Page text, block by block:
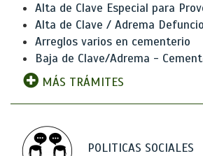
Alta de Clave Especial para
Alta de Clave / Adrema
Arreglos varios en cementerio
Baja de Clave/Adrema -
MÁS TRÁMITES
POLITICAS SOCIALES